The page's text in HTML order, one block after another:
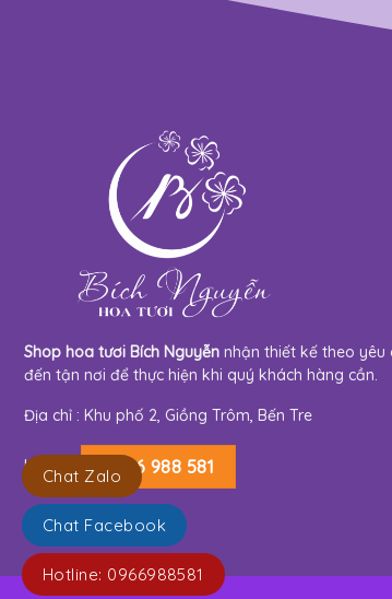
Shop hoa tươi Bích Nguyễn nhận thiết kế theo yêu
đến tận nơi để thực hiện khi quý khách hàng cần.
Địa chỉ : Khu phố 2, Giồng Trôm, Bến Tre
Hotline: 0966 988 581
Chat Zalo
Chat Facebook
Hotline: 0966988581